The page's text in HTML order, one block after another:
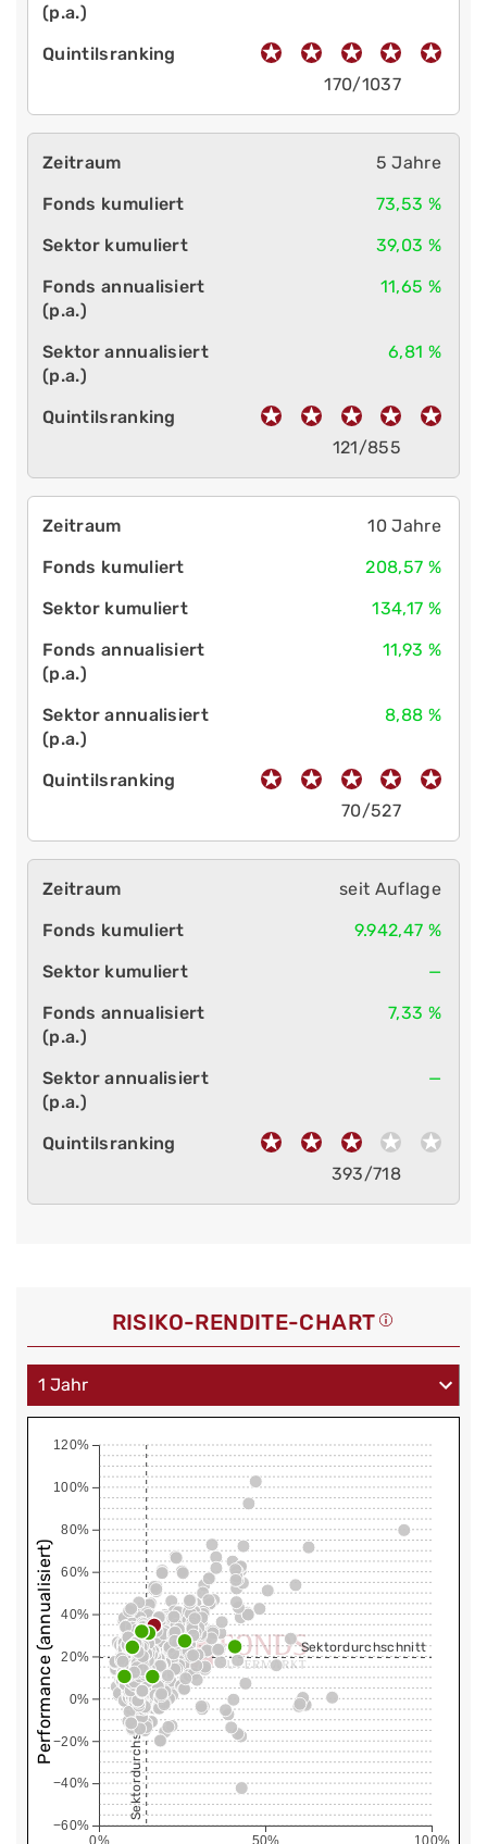
170/1037
5 Jahre
73,53 %
39,03 %
11,65 %
6,81 %
121/855
10 Jahre
208,57 %
134,17 %
11,93 %
8,88 %
70/527
seit Auflage
9.942,47 %
—
7,33 %
—
393/718
RISIKO-RENDITE-CHART
0% 50% 100%
−60%
−40%
−20%
0%
20%
40%
60%
80%
100%
120%
Sektordurchschnitt
Sektordurchschnitt
Performance (annualisiert)